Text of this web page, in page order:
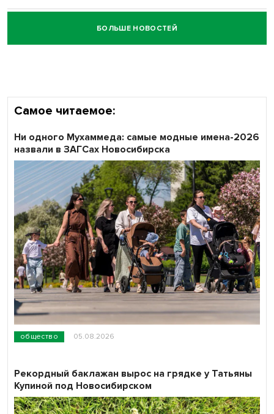
Честный выбор: видеонаблюдение обеспечит
объективность результатов ЕДГ в Новосибирской
БОЛЬШЕ НОВОСТЕЙ
Самое читаемое:
общество 05.08.2026
Ни одного Мухаммеда: самые модные имена-2026
назвали в ЗАГСах Новосибирска
Рекордный баклажан вырос на грядке у Татьяны
Купиной под Новосибирском